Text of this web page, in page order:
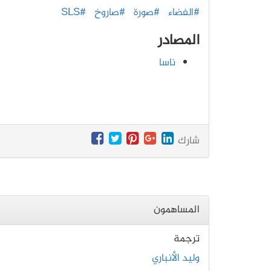
#الفضاء #صورة #صاروخ #SLS
المصادر
ناسا
شارك
المساهمون
ترجمة
وليد الأنباري